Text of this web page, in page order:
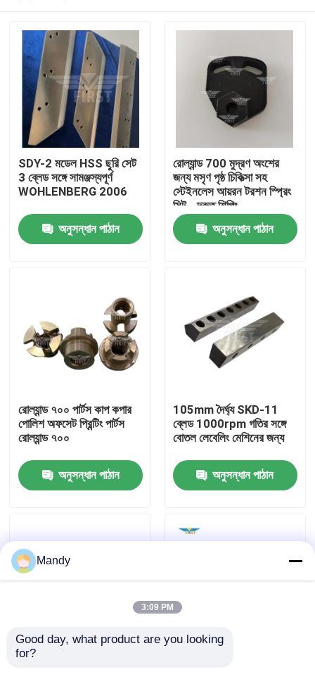
আমাদের সম্পর্কে
কারখানা পরিদর্শন
গুণমান নিয়ন্ত্রণ
আমাদের সাথে যোগাযোগ করুন
খবর
মামলা
SDY-2 মডেল HSS ছুরি সেট
3 ব্লেড সঙ্গে সামঞ্জস্যপূর্ণ
WOHLENBERG 2006
অনুসন্ধান পাঠান
রোল্যান্ড 700 মুদ্রণ অংশের
জন্য মসৃণ পৃষ্ঠ চিকিত্সা সহ
স্টেইনলেস আয়রন টরশন স্প্রিং
সিট - দ্রুত শিপিং
অনুসন্ধান পাঠান
রোল্যান্ড ৭০০ পার্টস কাপ কপার
পোলিশ অফসেট প্রিন্টিং পার্টস
রোল্যান্ড ৭০০
অনুসন্ধান পাঠান
105mm দৈর্ঘ্য SKD-11
ব্লেড 1000rpm গতির সঙ্গে
বোতল লেবেলিং মেশিনের জন্য
অনুসন্ধান পাঠান
কাস্টমাইজড সিলভার ব্লেড কাটিং
Mandy
3:09 PM
Good day, what product are you looking
for?